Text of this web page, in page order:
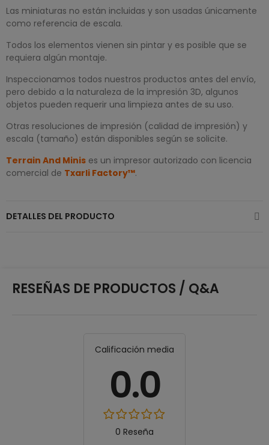
Las miniaturas no están incluidas y son usadas únicamente
como referencia de escala.
Todos los elementos vienen sin pintar y es posible que se
requiera algún montaje.
Inspeccionamos todos nuestros productos antes del envío,
pero debido a la naturaleza de la impresión 3D, algunos
objetos pueden requerir una limpieza antes de su uso.
Otras resoluciones de impresión (calidad de impresión) y
escala (tamaño) están disponibles según se solicite.
Terrain And Minis es un impresor autorizado con licencia
comercial de Txarli Factory™.
DETALLES DEL PRODUCTO
RESEÑAS DE PRODUCTOS / Q&A
Calificación media
0.0
0 Reseña